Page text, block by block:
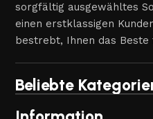
sorgfältig ausgewähltes
einen erstklassigen
bestrebt, Ihnen das
Beliebte